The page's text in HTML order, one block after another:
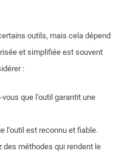
outils, mais cela dépend
et simplifiée est souvent
:
vous que l’outil garantit une
l’outil est reconnu et fiable.
des méthodes qui rendent le